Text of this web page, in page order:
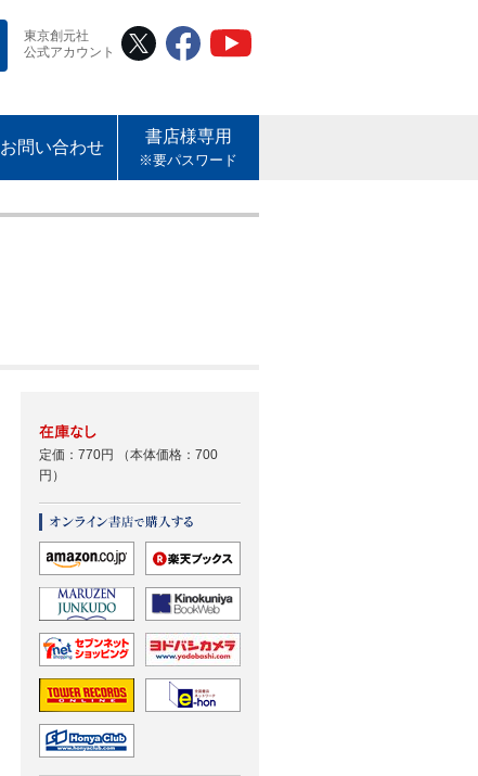
東京創元社
公式アカウント
お問い合わせ
書店様専用
※要パスワード
定価：770円
（本体価格：700
円）